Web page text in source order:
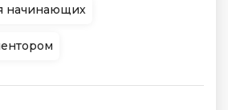
начинающих